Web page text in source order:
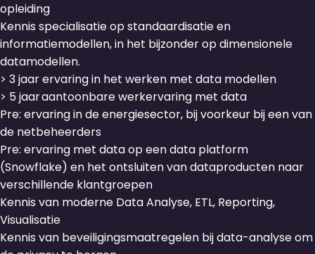
opleiding
Kennis specialisatie op standaardisatie en
informatiemodellen, in het bijzonder op dimensionele
datamodellen.
> 3 jaar ervaring in het werken met data modellen
> 5 jaar aantoonbare werkervaring met data
Pre: ervaring in de energiesector, bij voorkeur bij een van
de netbeheerders
Pre: ervaring met data op een data platform
(Snowflake) en het ontsluiten van dataproducten naar
verschillende klantgroepen
Kennis van moderne Data Analyse, ETL, Reporting,
Visualisatie
Kennis van beveiligingsmaatregelen bij data-analyse om